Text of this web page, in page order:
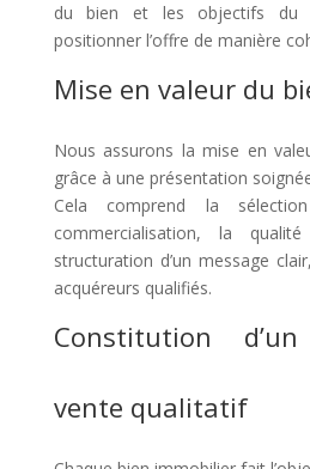
du bien et les objectifs du
positionner l’offre de manière
Mise en valeur du
Nous assurons la mise en
grâce à une présentation
Cela comprend la
commercialisation, la
structuration d’un message
acquéreurs qualifiés.
Constitution
vente qualitatif